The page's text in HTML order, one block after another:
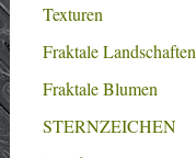
Texturen
Fraktale Landschaften
Fraktale Blumen
STERNZEICHEN